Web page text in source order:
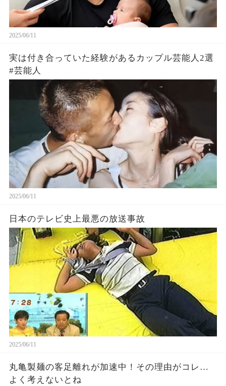
2025/06/11
実は付き合っていた経験があるカップル芸能人2選
#芸能人
2025/06/11
日本のテレビ史上最悪の放送事故
2025/06/11
丸亀製麺の客足離れが加速中！その理由がコレ…
よく考えないとね